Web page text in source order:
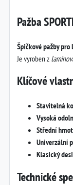
Pažba
Špičkové pažby
Je vyroben z
Klíčové
Stavitelná
Vysoká
Střední
Univerzální
Klasický
Technické